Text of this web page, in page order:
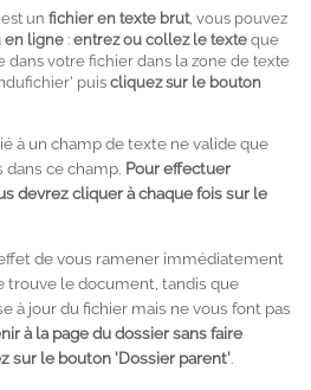
un fichier en texte brut, vous pouvez
en ligne : entrez ou collez le texte que
dans votre fichier dans la zone de texte
puis cliquez sur le bouton
à un champ de texte ne valide que
ce champ. Pour effectuer
devrez cliquer à chaque fois sur le
de vous ramener immédiatement
trouve le document, tandis que
à jour du fichier mais ne vous font pas
à la page du dossier sans faire
sur le bouton 'Dossier parent'